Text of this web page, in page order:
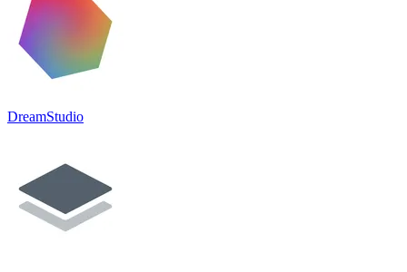
DreamStudio